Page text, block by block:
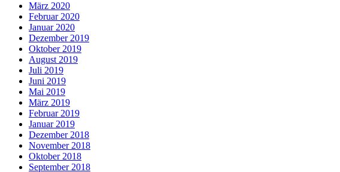
März 2020
Februar 2020
Januar 2020
Dezember 2019
Oktober 2019
August 2019
Juli 2019
Juni 2019
Mai 2019
März 2019
Februar 2019
Januar 2019
Dezember 2018
November 2018
Oktober 2018
September 2018